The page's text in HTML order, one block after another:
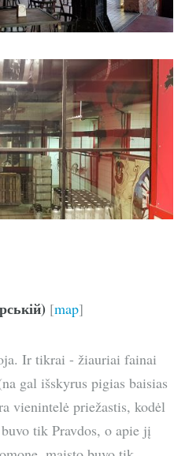
[map]
Ir tikrai - žiauriai fainai
gal išskyrus pigias baisias
vienintelė priežastis, kodėl
tik Pravdos, o apie jį